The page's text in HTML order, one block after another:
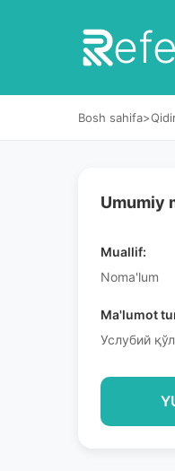
Bosh sahifa>
Umumiy
Muallif:
Noma'lum
Ma'lumot
Услубий